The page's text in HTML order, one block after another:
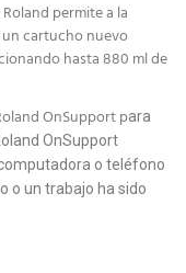
permite a la
cartucho nuevo
hasta 880 ml de
OnSupport para
OnSupport
o teléfono
o un trabajo ha sido